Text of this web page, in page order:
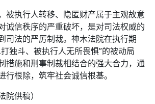
被执行人转移、隐匿财产属于主观故意
诚信秩序的严重破坏，是对司法权威的
司法的严厉制裁。神木法院在执行期
独斗、被执行人无所畏惧”的被动局
措施和刑事制裁相结合的强大合力，通
行根除，筑牢社会诚信根基。
院供稿）